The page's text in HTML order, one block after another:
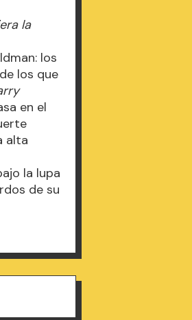
la
los
los que
en el
alta
la lupa
de su